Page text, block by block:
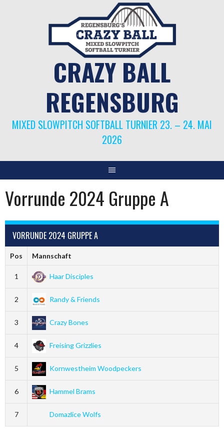
CRAZY BALL
REGENSBURG
MIXED SLOWPITCH SOFTBALL TURNIER 23. – 24. MAI
2026
Vorrunde 2024 Gruppe A
VORRUNDE 2024 GRUPPE A
Pos Mannschaft
1 Haar Disciples
2 Randy & Friends
3 Crazy Bones
4 Freising Grizzlies
5 Kornwestheim Woodpeckers
6 Hammel Brams
7 Domazlice Wolfs